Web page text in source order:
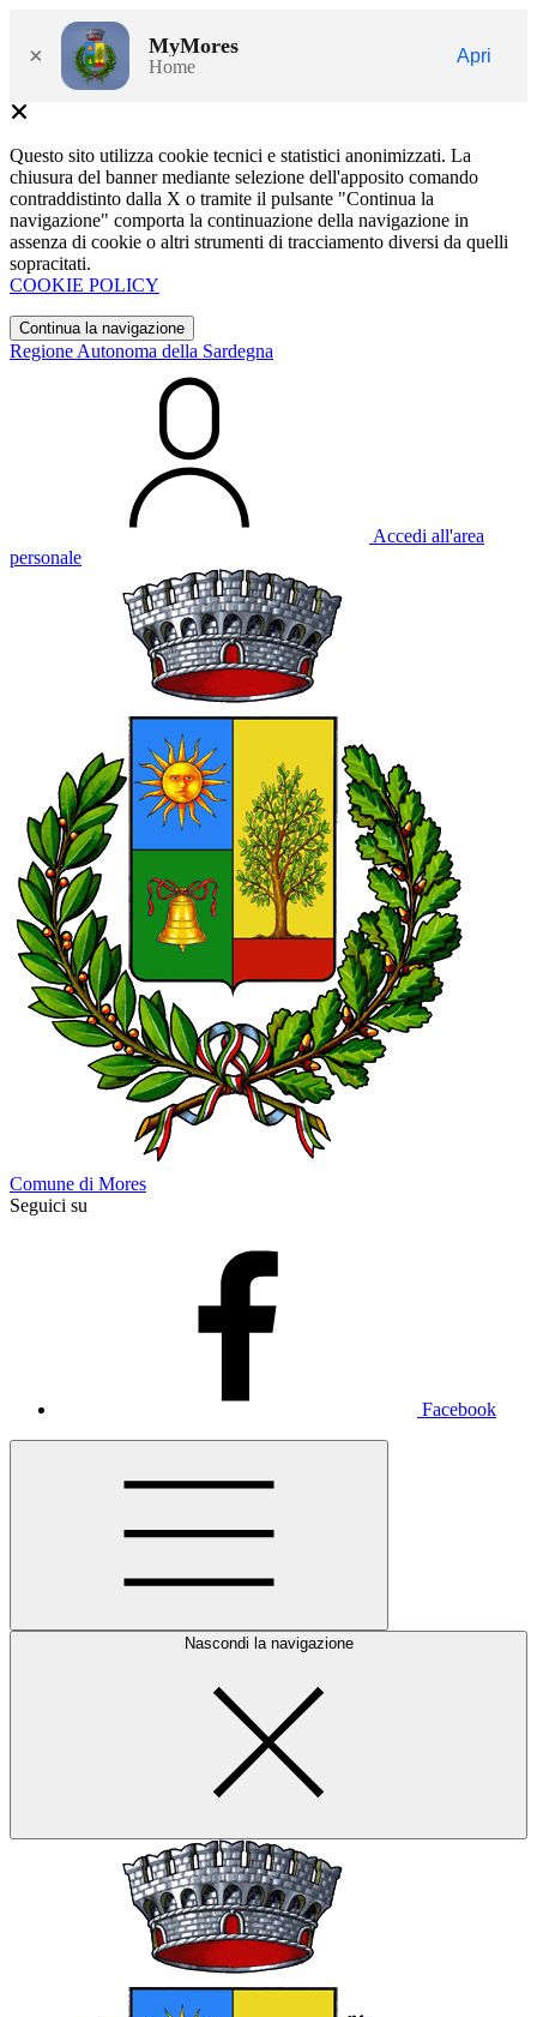
× MyMores
Home
Apri
Questo sito utilizza cookie tecnici e statistici anonimizzati. La
chiusura del banner mediante selezione dell'apposito comando
contraddistinto dalla X o tramite il pulsante "Continua la
navigazione" comporta la continuazione della navigazione in
assenza di cookie o altri strumenti di tracciamento diversi da quelli
sopracitati.
COOKIE POLICY
Continua la navigazione
Regione Autonoma della Sardegna
Accedi all'area
personale
Comune di Mores
Seguici su
Facebook
Nascondi la navigazione